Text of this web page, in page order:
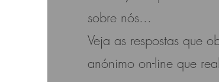
sobre nós...
Veja as respostas que
anónimo on-line que